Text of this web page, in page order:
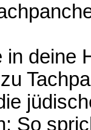
deine
So